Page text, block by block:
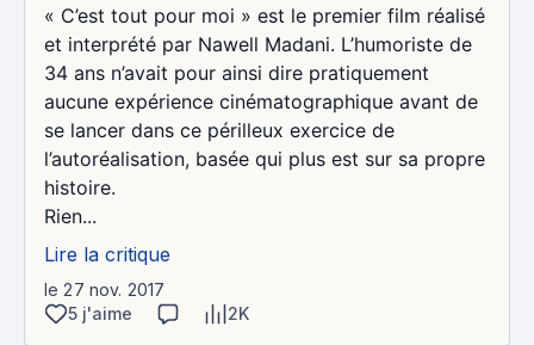
« C’est tout pour moi » est le premier film réalisé
et interprété par Nawell Madani. L’humoriste de
34 ans n’avait pour ainsi dire pratiquement
aucune expérience cinématographique avant de
se lancer dans ce périlleux exercice de
l’autoréalisation, basée qui plus est sur sa propre
histoire.
Rien...
Lire la critique
le 27 nov. 2017
5 j'aime
2K